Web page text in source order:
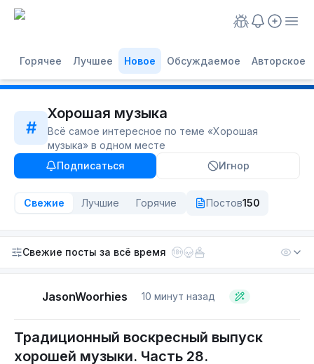
Горячее Лучшее Новое Обсуждаемое Авторское
#
Хорошая музыка
Всё самое интересное по теме «Хорошая
музыка» в одном месте
Подписаться
Игнор
Свежие Лучшие Горячие Постов150
Свежие посты за всё время 18+
JasonWoorhies 10 минут назад
Традиционный воскресный выпуск
хорошей музыки. Часть 28.